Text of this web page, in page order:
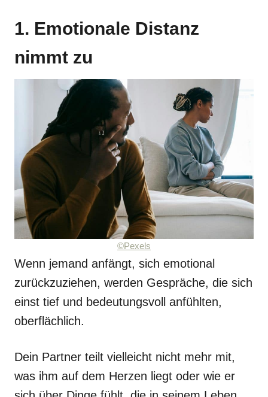
1. Emotionale Distanz
nimmt zu
©Pexels
Wenn jemand anfängt, sich emotional
zurückzuziehen, werden Gespräche, die sich
einst tief und bedeutungsvoll anfühlten,
oberflächlich.
Dein Partner teilt vielleicht nicht mehr mit,
was ihm auf dem Herzen liegt oder wie er